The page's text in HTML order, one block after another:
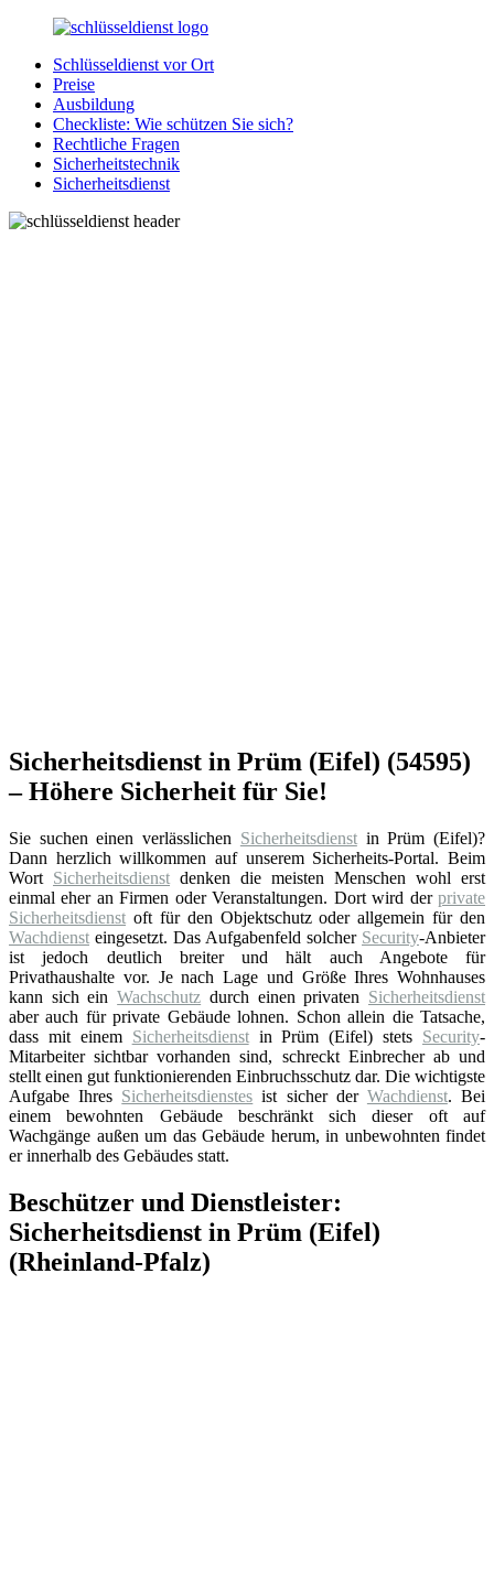
Zurück
Inhalt
SchluesseldienstDirekt.de
Ihre
Notlage
wird
gelöst!
Schlüsseldienst vor Ort
Preise
Ausbildung
Checkliste: Wie schützen Sie sich?
Rechtliche Fragen
Sicherheitstechnik
Sicherheitsdienst
Sicherheitsdienst in Prüm (Eifel) (54595)
– Höhere Sicherheit für Sie!
Sie suchen einen verlässlichen Sicherheitsdienstin Prüm (Eifel)?
Dann herzlich willkommen auf unserem Sicherheits-Portal. Beim
Wort Sicherheitsdienst denken die meisten Menschen wohl erst
einmal eher an Firmen oder Veranstaltungen. Dort wird der private
Sicherheitsdienst oft für den Objektschutz oder allgemein für den
Wachdienst eingesetzt. Das Aufgabenfeld solcher Security-Anbieter
ist jedoch deutlich breiter und hält auch Angebote für
Privathaushalte vor. Je nach Lage und Größe Ihres Wohnhauses
kann sich einWachschutz durch einen privaten Sicherheitsdienst
aber auch für private Gebäude lohnen. Schon allein die Tatsache,
dass mit einem Sicherheitsdienstin Prüm (Eifel) stets Security-
Mitarbeiter sichtbar vorhanden sind, schreckt Einbrecher ab und
stellt einen gut funktionierenden Einbruchsschutz dar. Die wichtigste
Aufgabe Ihres Sicherheitsdienstes ist sicher der Wachdienst. Bei
einem bewohnten Gebäude beschränkt sich dieser oft auf
Wachgänge außen um das Gebäude herum, in unbewohnten findet
er innerhalb des Gebäudes statt.
Beschützer und Dienstleister:
Sicherheitsdienst in Prüm (Eifel)
(Rheinland-Pfalz)